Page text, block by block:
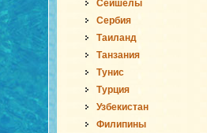
Сейшелы
Сербия
Таиланд
Танзания
Тунис
Турция
Узбекистан
Филипины